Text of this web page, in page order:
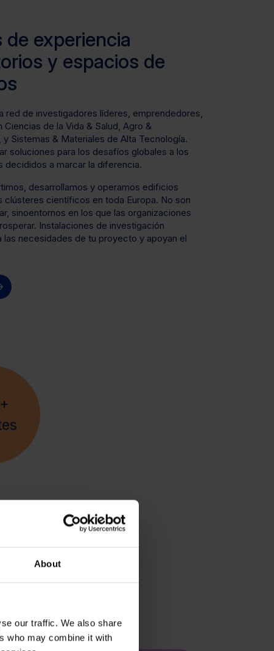
About
our traffic. We also share
who may combine it with
experiencia
y espacios de
red de investigadores líderes, emprendedores,
de la Vida & Salud, Agro &
y Sistemas & Materiales de Alta Tecnología.
soluciones para los desafíos globales a los
decididos a marcar la diferencia.
desarrollamos y operamos edificios
clústeres científicos en toda Europa. No son
sinoentornos en los que las organizaciones
Instalaciones de investigación
las necesidades de tu proyecto y apoyan el